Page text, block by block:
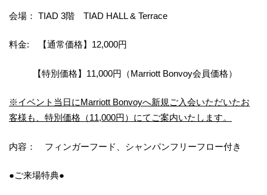
会場： TIAD 3階 TIAD HALL & Terrace
料金: 【通常価格】12,000円
【特別価格】11,000円（Marriott Bonvoy会員価格）
※イベント当日にMarriott Bonvoyへ新規ご入会いただいたお
客様も、特別価格（11,000円）にてご案内いたします。
内容： フィンガーフード、シャンパンフリーフロー付き
●ご来場特典●